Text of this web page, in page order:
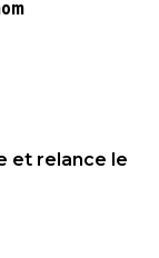
et relance le